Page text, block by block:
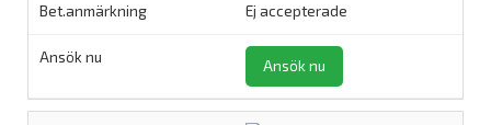
Ej accepterade
Ansök nu